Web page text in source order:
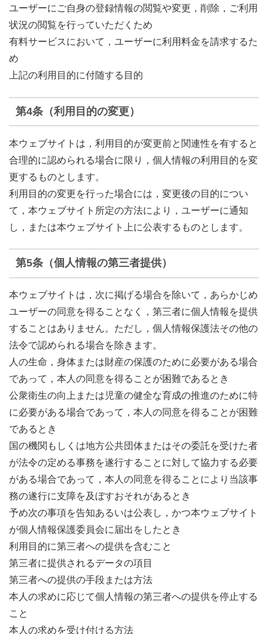
ユーザーにご自身の登録情報の閲覧や変更，削除，ご利用
状況の閲覧を行っていただくため
有料サービスにおいて，ユーザーに利用料金を請求するた
め
上記の利用目的に付随する目的
第4条（利用目的の変更）
本ウェブサイトは，利用目的が変更前と関連性を有すると
合理的に認められる場合に限り，個人情報の利用目的を変
更するものとします。
利用目的の変更を行った場合には，変更後の目的につい
て，本ウェブサイト所定の方法により，ユーザーに通知
し，または本ウェブサイト上に公表するものとします。
第5条（個人情報の第三者提供）
本ウェブサイトは，次に掲げる場合を除いて，あらかじめ
ユーザーの同意を得ることなく，第三者に個人情報を提供
することはありません。ただし，個人情報保護法その他の
法令で認められる場合を除きます。
人の生命，身体または財産の保護のために必要がある場合
であって，本人の同意を得ることが困難であるとき
公衆衛生の向上または児童の健全な育成の推進のために特
に必要がある場合であって，本人の同意を得ることが困難
であるとき
国の機関もしくは地方公共団体またはその委託を受けた者
が法令の定める事務を遂行することに対して協力する必要
がある場合であって，本人の同意を得ることにより当該事
務の遂行に支障を及ぼすおそれがあるとき
予め次の事項を告知あるいは公表し，かつ本ウェブサイト
が個人情報保護委員会に届出をしたとき
利用目的に第三者への提供を含むこと
第三者に提供されるデータの項目
第三者への提供の手段または方法
本人の求めに応じて個人情報の第三者への提供を停止する
こと
本人の求めを受け付ける方法